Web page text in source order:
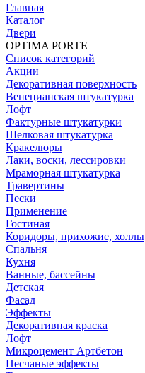
Главная
Каталог
Двери
OPTIMA PORTE
Список категорий
Акции
Декоративная поверхность
Венецианская штукатурка
Лофт
Фактурные штукатурки
Шелковая штукатурка
Кракелюры
Лаки, воски, лессировки
Мраморная штукатурка
Травертины
Пески
Применение
Гостиная
Коридоры, прихожие, холлы
Спальня
Кухня
Ванные, бассейны
Детская
Фасад
Эффекты
Декоративная краска
Лофт
Микроцемент Артбетон
Песчаные эффекты